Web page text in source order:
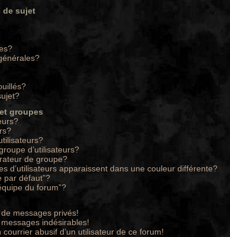
de sujet
groupes
d’utilisateurs?
de groupe?
d’utilisateurs apparaissent dans une couleur différente?
par défaut”?
du forum”?
messages privés!
indésirables!
courrier abusif d’un utilisateur de ce forum!